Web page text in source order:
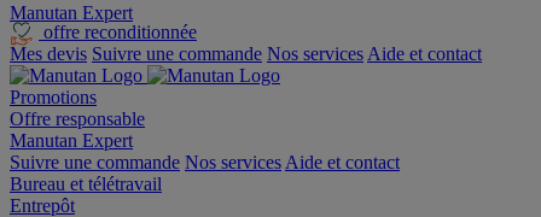
Manutan Expert
offre reconditionnée
Mes devis Suivre une commande Nos services Aide et contact
Promotions
Offre responsable
Manutan Expert
Suivre une commande Nos services Aide et contact
Bureau et télétravail
Entrepôt